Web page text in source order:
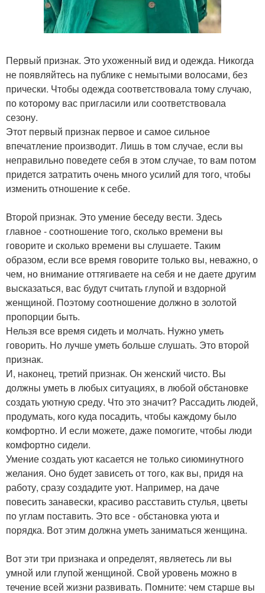
Первый признак. Это ухоженный вид и одежда. Никогда
не появляйтесь на публике с немытыми волосами, без
прически. Чтобы одежда соответствовала тому случаю,
по которому вас пригласили или соответствовала
сезону.
Этот первый признак первое и самое сильное
впечатление производит. Лишь в том случае, если вы
неправильно поведете себя в этом случае, то вам потом
придется затратить очень много усилий для того, чтобы
изменить отношение к себе.
Второй признак. Это умение беседу вести. Здесь
главное - соотношение того, сколько времени вы
говорите и сколько времени вы слушаете. Таким
образом, если все время говорите только вы, неважно, о
чем, но внимание оттягиваете на себя и не даете другим
высказаться, вас будут считать глупой и вздорной
женщиной. Поэтому соотношение должно в золотой
пропорции быть.
Нельзя все время сидеть и молчать. Нужно уметь
говорить. Но лучше уметь больше слушать. Это второй
признак.
И, наконец, третий признак. Он женский чисто. Вы
должны уметь в любых ситуациях, в любой обстановке
создать уютную среду. Что это значит? Рассадить людей,
продумать, кого куда посадить, чтобы каждому было
комфортно. И если можете, даже помогите, чтобы люди
комфортно сидели.
Умение создать уют касается не только сиюминутного
желания. Оно будет зависеть от того, как вы, придя на
работу, сразу создадите уют. Например, на даче
повесить занавески, красиво расставить стулья, цветы
по углам поставить. Это все - обстановка уюта и
порядка. Вот этим должна уметь заниматься женщина.
Вот эти три признака и определят, являетесь ли вы
умной или глупой женщиной. Свой уровень можно в
течение всей жизни развивать. Помните: чем старше вы